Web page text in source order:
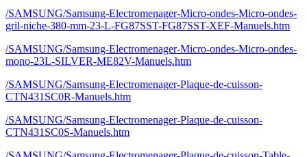
/SAMSUNG/Samsung-Electromenager-Micro-ondes-Micro-ondes-
gril-niche-380-mm-23-L-FG87SST-FG87SST-XEF-Manuels.htm
/SAMSUNG/Samsung-Electromenager-Micro-ondes-Micro-ondes-
mono-23L-SILVER-ME82V-Manuels.htm
/SAMSUNG/Samsung-Electromenager-Plaque-de-cuisson-
CTN431SC0R-Manuels.htm
/SAMSUNG/Samsung-Electromenager-Plaque-de-cuisson-
CTN431SC0S-Manuels.htm